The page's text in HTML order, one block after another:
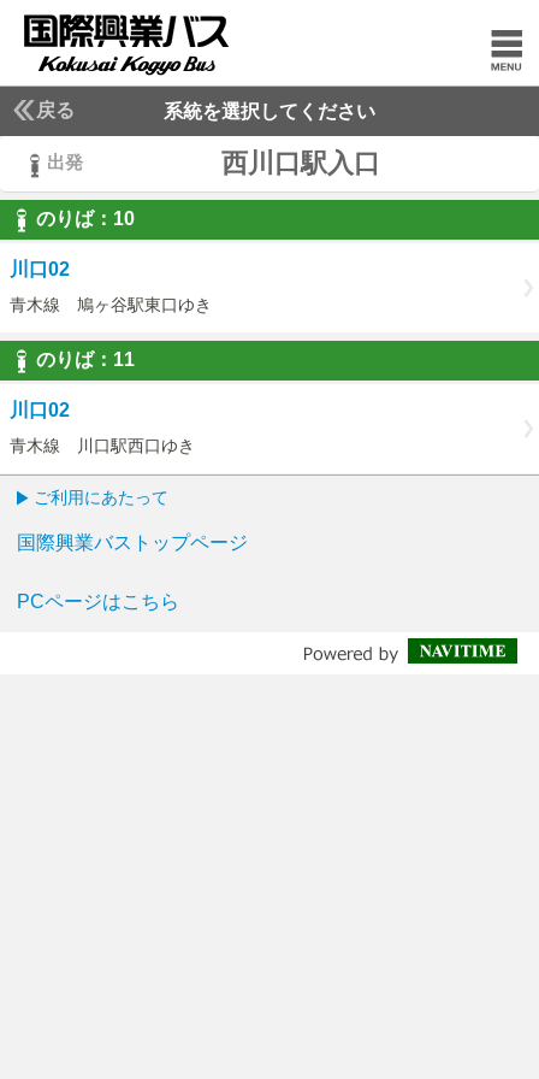
戻る 系統を選択してください
出発 西川口駅入口
のりば： 10
10
川口02
青木線 鳩ヶ谷駅東口ゆき
のりば： 11
11
川口02
青木線 川口駅西口ゆき
ご利用にあたって
国際興業バストップページ
PCページはこちら